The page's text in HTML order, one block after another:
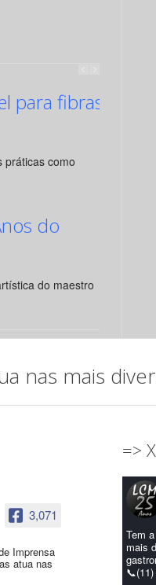
para fibras
práticas como
do
do maestro
nas mais
3,071
Imprensa
atua nas
=> X
Tem
mais